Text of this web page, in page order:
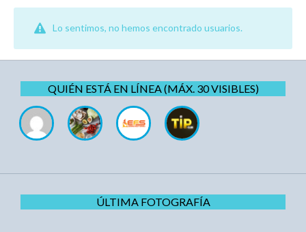
Lo sentimos, no hemos encontrado usuarios.
QUIÉN ESTÁ EN LÍNEA (MÁX. 30 VISIBLES)
ÚLTIMA FOTOGRAFÍA